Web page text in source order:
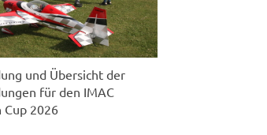
und Übersicht der
für den IMAC
Cup 2026